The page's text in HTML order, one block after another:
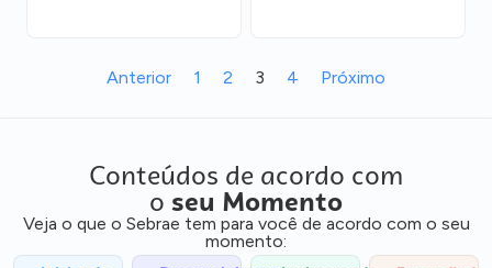
Anterior 1 2 3 4 Próximo
Conteúdos de acordo com
o seu Momento
Veja o que o Sebrae tem para você de acordo com o seu
momento: